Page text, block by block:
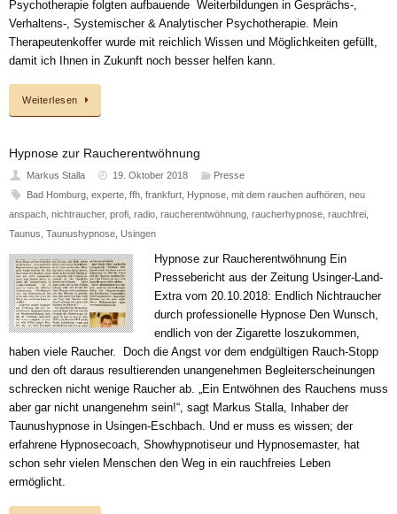
Psychotherapie folgten aufbauende Weiterbildungen in Gesprächs-,
Verhaltens-, Systemischer & Analytischer Psychotherapie. Mein
Therapeutenkoffer wurde mit reichlich Wissen und Möglichkeiten gefüllt,
damit ich Ihnen in Zukunft noch besser helfen kann.
Weiterlesen
Hypnose zur Raucherentwöhnung
Markus Stalla 19. Oktober 2018
Presse
Bad Homburg, experte, ffh, frankfurt, Hypnose, mit dem rauchen aufhören, neu
anspach, nichtraucher, profi, radio, raucherentwöhnung, raucherhypnose, rauchfrei,
Taunus, Taunushypnose, Usingen
Hypnose zur Raucherentwöhnung Ein
Pressebericht aus der Zeitung Usinger-Land-
Extra vom 20.10.2018: Endlich Nichtraucher
durch professionelle Hypnose Den Wunsch,
endlich von der Zigarette loszukommen,
haben viele Raucher. Doch die Angst vor dem endgültigen Rauch-Stopp
und den oft daraus resultierenden unangenehmen Begleiterscheinungen
schrecken nicht wenige Raucher ab. „Ein Entwöhnen des Rauchens muss
aber gar nicht unangenehm sein!“, sagt Markus Stalla, Inhaber der
Taunushypnose in Usingen-Eschbach. Und er muss es wissen; der
erfahrene Hypnosecoach, Showhypnotiseur und Hypnosemaster, hat
schon sehr vielen Menschen den Weg in ein rauchfreies Leben
ermöglicht.